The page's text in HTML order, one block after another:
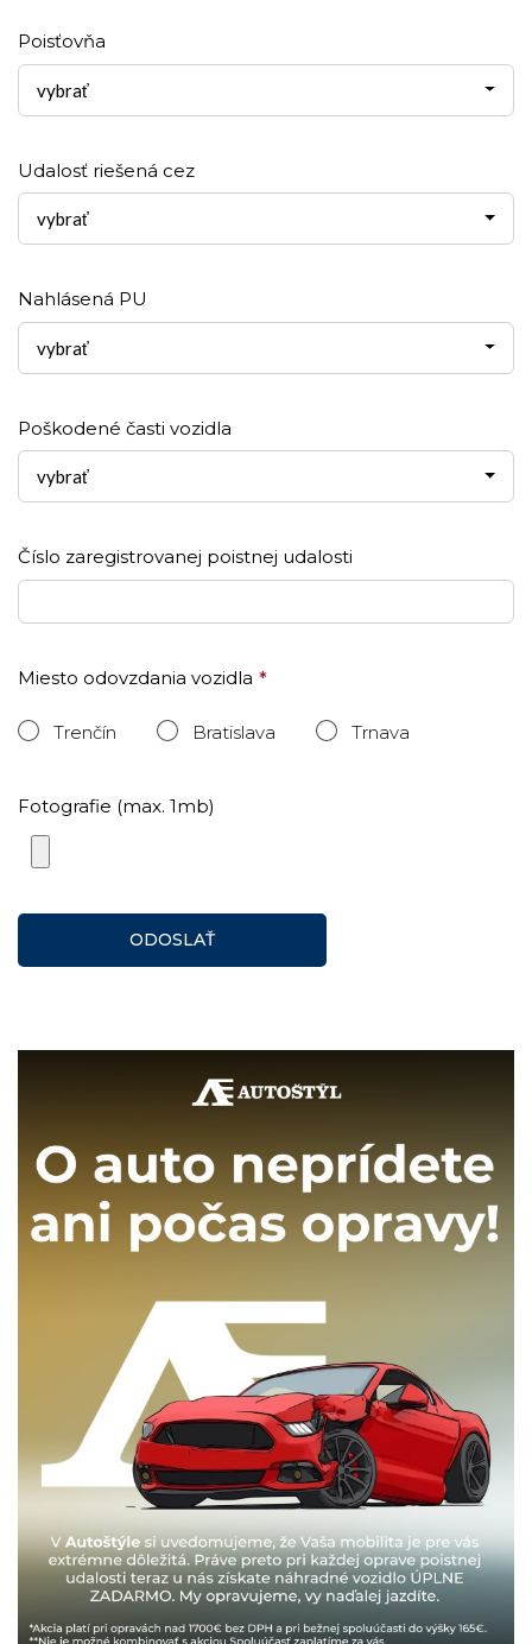
Poisťovňa
vybrať
Udalosť riešená cez
vybrať
Nahlásená PU
vybrať
Poškodené časti vozidla
vybrať
Číslo zaregistrovanej poistnej udalosti
Miesto odovzdania vozidla
Trenčín Bratislava Trnava
Fotografie (max. 1mb)